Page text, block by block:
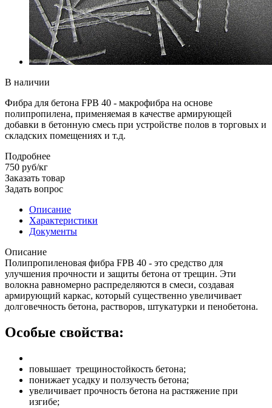
В наличии
Фибра для бетона FPB 40 - макрофибра на основе
полипропилена, применяемая в качестве армирующей
добавки в бетонную смесь при устройстве полов в торговых и
складских помещениях и т.д.
Подробнее
750 руб/кг
Заказать товар
Задать вопрос
Описание
Характеристики
Документы
Описание
Полипропиленовая фибра FPB 40 - это средство для
улучшения прочности и защиты бетона от трещин. Эти
волокна равномерно распределяются в смеси, создавая
армирующий каркас, который существенно увеличивает
долговечность бетона, растворов, штукатурки и пенобетона.
Особые свойства:
повышает трещиностойкость бетона;
понижает усадку и ползучесть бетона;
увеличивает прочность бетона на растяжение при
изгибе;